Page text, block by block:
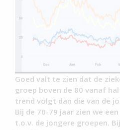
Goed valt te zien dat de
groep boven de 80 vanaf
trend volgt dan die van de
Bij de 70-79 jaar zien we
t.o.v. de jongere groepen.